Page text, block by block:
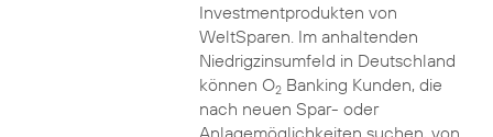
Investmentprodukten von
WeltSparen. Im anhaltenden
Niedrigzinsumfeld in Deutschland
können O2Banking Kunden, die
nach neuen Spar- oder
Anlagemöglichkeiten suchen, von